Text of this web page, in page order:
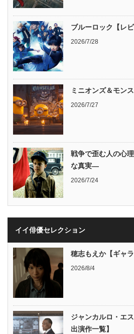
ブルーロック【レビ
2026/7/28
ミニオンズ＆モン
2026/7/27
戦争で歪む人の心
な真実―
2026/7/24
イイ俳優セレクション
穂志もえか【ギャ
2026/8/4
ジャンカルロ・エ
出演作一覧】